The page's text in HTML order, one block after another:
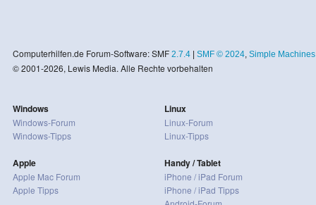
Computerhilfen.de Forum-Software: SMF 2.7.4| SMF © 2024, Simple Machines
© 2001-2026, Lewis Media. Alle Rechte vorbehalten
Windows
Windows-Forum
Windows-Tipps
Apple
Apple Mac Forum
Apple Tipps
Linux
Linux-Forum
Linux-Tipps
Handy / Tablet
iPhone / iPad Forum
iPhone / iPad Tipps